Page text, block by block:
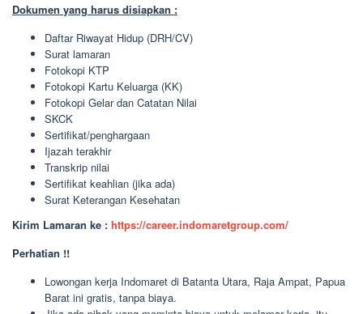
Dokumen yang harus disiapkan :
Daftar Riwayat Hidup (DRH/CV)
Surat lamaran
Fotokopi KTP
Fotokopi Kartu Keluarga (KK)
Fotokopi Gelar dan Catatan Nilai
SKCK
Sertifikat/penghargaan
Ijazah terakhir
Transkrip nilai
Sertifikat keahlian (jika ada)
Surat Keterangan Kesehatan
Kirim Lamaran ke : https://career.indomaretgroup.com/
Perhatian !!
Lowongan kerja Indomaret di Batanta Utara, Raja Ampat, Papua
Barat ini gratis, tanpa biaya.